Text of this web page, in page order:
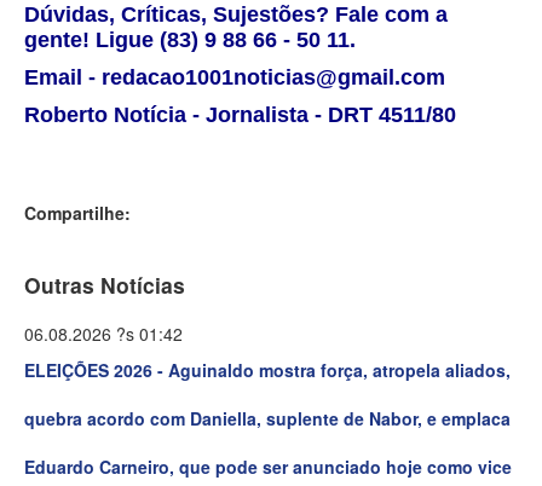
Dúvidas, Críticas, Sujestões? Fale com a
gente! Ligue (83) 9 88 66 - 50 11.
Email - redacao1001noticias@gmail.com
Roberto Notícia - Jornalista - DRT 4511/80
Compartilhe:
Outras Notícias
06.08.2026 ?s 01:42
ELEIÇÕES 2026 - Aguinaldo mostra força, atropela aliados,
quebra acordo com Daniella, suplente de Nabor, e emplaca
Eduardo Carneiro, que pode ser anunciado hoje como vice